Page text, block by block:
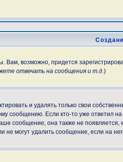
Вам, возможно, придется
отвечать на сообщения и т.д.)
и удалять только свои
сообщению. Если кто-то уже ответил
сообщение, она также не
могут удалить сообщение, если на